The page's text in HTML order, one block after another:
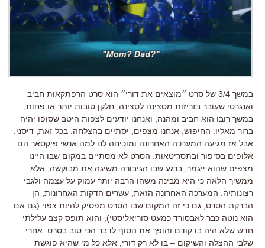
במשך 3/4 של סרט ״מוצאים את דורי״ הוא סרט הרפתקאות חביב
ואנגרטי שעובר בזריזות מסצינה לסצינה, חלקן טובות יותר או פחות,
במשך רובו הוא חביב ומהנה, ואנחנו יודעים לצפות היטב שסופו יהיה
ברור מאליו. החיפוש, אנחנו מצפים, יסתיים בהצלחה. בכל זאת, דיסני.
אבל אז מגיעה המערכה האחרונה ומוכיחה לנו למה אנשי פיקסאר הם
אלופים בסיפור ובתסריטאות: הסרט לא מסתיים במקום שבו היינו
מצפים שהוא ייגמר, ברגע שבו הגיבורה משיגה את מבוקשה, אלא
ממשיך הלאה כי היא מבינה משהו הרבה יותר עמוק על עצמה ולגבי
רצונותיה. המערכה האחרונה הזאת, עשרים הדקות האחרונות, הן
הברקת הסרט, גם כי זה המקום שבו הסרט מפסיק להיות צפוי (גם אם
הוא נוטה כבר לאבסורד כמעט סוריאליסטי), והוא תופס קצב עלילתי
חדש שלא היה בו קודם והופך את הסוף לדבר הכי טוב בסרט. אחרי
שלבי ההצלה והשיקום – בו לא רק דורי, אלא כל מי שהיא פוגשת